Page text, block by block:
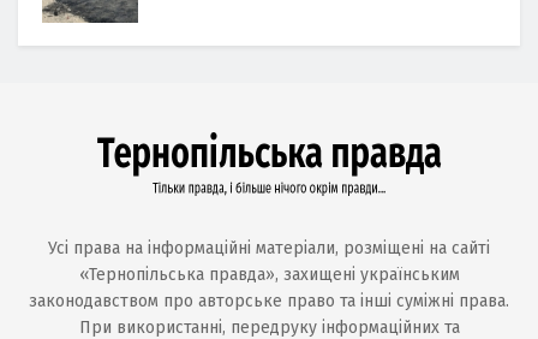
Усі права на інформаційні матеріали, розміщені на сайті
«Тернопільська правда», захищені українським
законодавством про авторське право та інші суміжні права.
При використанні, передруку інформаційних та